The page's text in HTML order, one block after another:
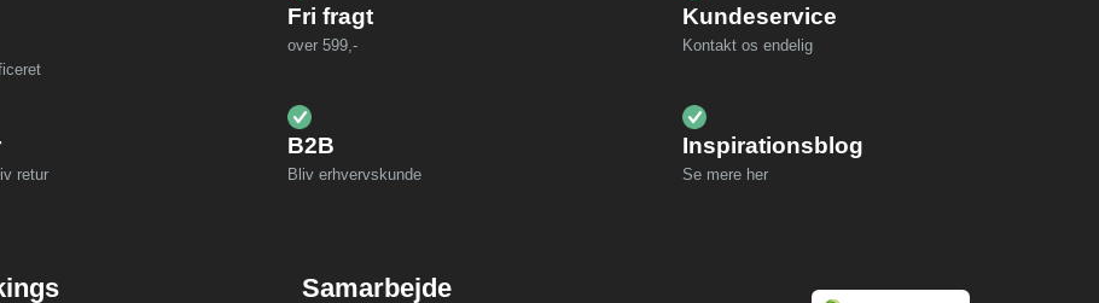
Fri fragt
over 599,-
Kundeservice
Kontakt os endelig
retur
B2B
Bliv erhvervskunde
Inspirationsblog
Se mere her
Samarbejde